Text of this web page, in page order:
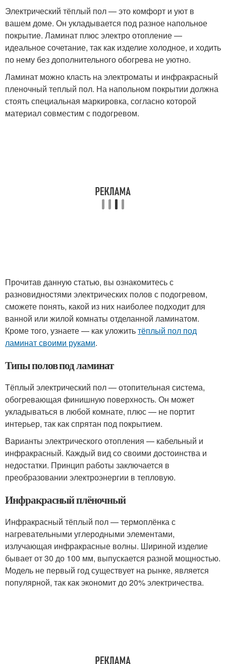
Электрический тёплый пол — это комфорт и уют в
вашем доме. Он укладывается под разное напольное
покрытие. Ламинат плюс электро отопление —
идеальное сочетание, так как изделие холодное, и ходить
по нему без дополнительного обогрева не уютно.
Ламинат можно класть на электроматы и инфракрасный
пленочный теплый пол. На напольном покрытии должна
стоять специальная маркировка, согласно которой
материал совместим с подогревом.
Прочитав данную статью, вы ознакомитесь с
разновидностями электрических полов с подогревом,
сможете понять, какой из них наиболее подходит для
ванной или жилой комнаты отделанной ламинатом.
Кроме того, узнаете — как уложитьтёплый пол под
ламинат своими руками.
Типы полов под ламинат
Тёплый электрический пол — отопительная система,
обогревающая финишную поверхность. Он может
укладываться в любой комнате, плюс — не портит
интерьер, так как спрятан под покрытием.
Варианты электрического отопления — кабельный и
инфракрасный. Каждый вид со своими достоинства и
недостатки. Принцип работы заключается в
преобразовании электроэнергии в тепловую.
Инфракрасный плёночный
Инфракрасный тёплый пол — термоплёнка с
нагревательными углеродными элементами,
излучающая инфракрасные волны. Шириной изделие
бывает от 30 до 100 мм, выпускается разной мощностью.
Модель не первый год существует на рынке, является
популярной, так как экономит до 20% электричества.